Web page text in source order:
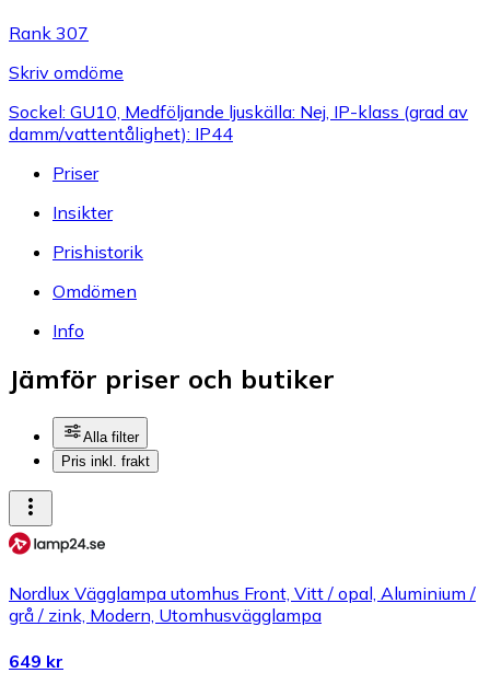
Rank 307
Skriv omdöme
Sockel: GU10, Medföljande ljuskälla: Nej, IP-klass (grad av
damm/vattentålighet): IP44
Priser
Insikter
Prishistorik
Omdömen
Info
Jämför priser och butiker
Alla filter
Pris inkl. frakt
Nordlux Vägglampa utomhus Front, Vitt / opal, Aluminium /
grå / zink, Modern, Utomhusvägglampa
649 kr